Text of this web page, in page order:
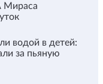
Мираса
водой в детей:
за пьяную